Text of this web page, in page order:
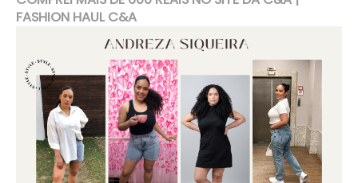
FASHION HAUL C&A